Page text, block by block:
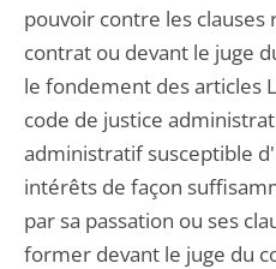
pouvoir contre les
contrat ou devant le juge
le fondement des articles
code de justice
administratif susceptible
intérêts de façon
par sa passation ou ses
former devant le juge du